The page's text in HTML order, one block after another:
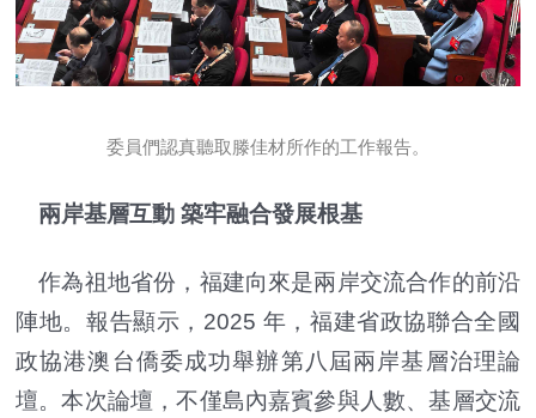
委員們認真聽取滕佳材所作的工作報告。
兩岸基層互動 築牢融合發展根基
作為祖地省份，福建向來是兩岸交流合作的前沿
陣地。報告顯示，2025 年，福建省政協聯合全國
政協港澳台僑委成功舉辦第八屆兩岸基層治理論
壇。本次論壇，不僅島內嘉賓參與人數、基層交流